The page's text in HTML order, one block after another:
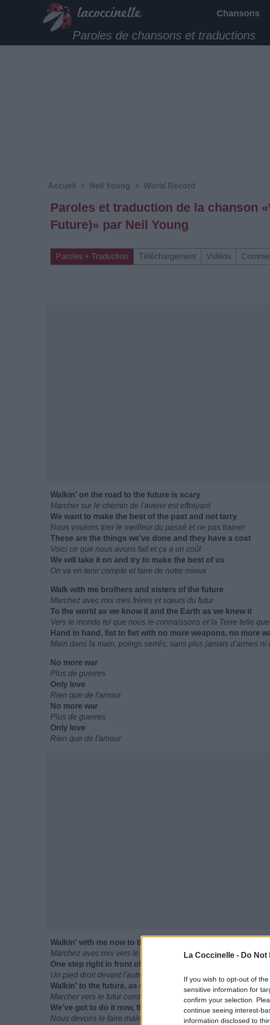
La Coccinelle - Do
If you wish to opt-out of
sensitive information for
confirm your selection.
continue seeing interest-
information disclosed to
Chansons
Paroles de chansons et traductions
Accueil > Neil Young > World Record
Paroles et traduction de la chanson
Future)» par Neil Young
Paroles + Traduction Téléchargement Vidéos
Walkin' on the road to the future is scary
Marcher sur le chemin de l'avenir est effrayant
We want to make the best of the past and not tarry
Nous voulons tirer le meilleur du passé et ne pas trainer
These are the things we've done and they have a cost
Voici ce que nous avons fait et ça a un coût
We will take it on and try to make the best of us
On va en tenir compte et faire de notre mieux
Walk with me brothers and sisters of the future
Marchez avec moi mes frères et sœurs du futur
To the world as we know it and the Earth as we knew it
Vers le monde tel que nous le connaissons et la Terre telle
Hand in hand, fist to fist with no more weapons, no more
Main dans la main, poings serrés, sans plus jamais d'armes ni
No more war
Plus de guerres
Only love
Rien que de l'amour
No more war
Plus de guerres
Only love
Rien que de l'amour
Walkin' with me now to the future of all mankind
Marchez avec moi vers le futur de toute l'humanité
One step right in front of the other
Un pied droit devant l'autre
Walkin' to the future, as sisters and brothers
Marcher vers le futur comme des sœurs et des frères
We've got to do it now, though some may say it's too late
Nous devons le faire maintenant, même si certains diraient